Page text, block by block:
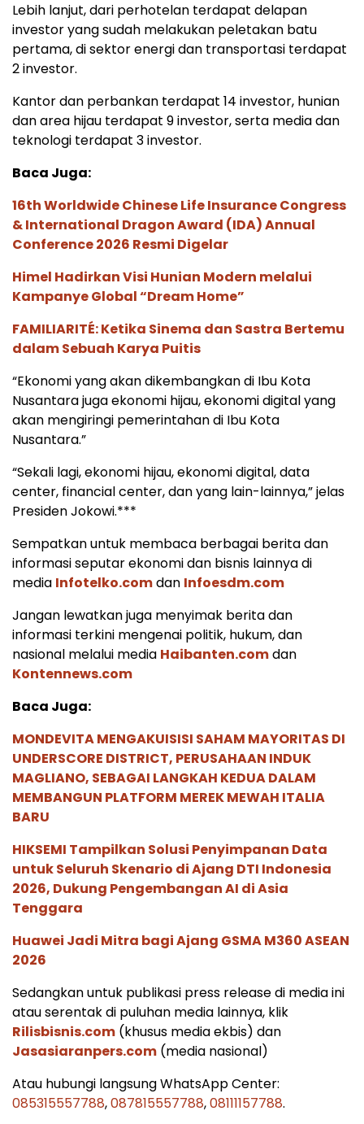
Lebih lanjut, dari perhotelan terdapat delapan
investor yang sudah melakukan peletakan batu
pertama, di sektor energi dan transportasi terdapat
2 investor.
Kantor dan perbankan terdapat 14 investor, hunian
dan area hijau terdapat 9 investor, serta media dan
teknologi terdapat 3 investor.
Baca Juga:
16th Worldwide Chinese Life Insurance Congress
& International Dragon Award (IDA) Annual
Conference 2026 Resmi Digelar
Himel Hadirkan Visi Hunian Modern melalui
Kampanye Global “Dream Home”
FAMILIARITÉ: Ketika Sinema dan Sastra Bertemu
dalam Sebuah Karya Puitis
“Ekonomi yang akan dikembangkan di Ibu Kota
Nusantara juga ekonomi hijau, ekonomi digital yang
akan mengiringi pemerintahan di Ibu Kota
Nusantara.”
“Sekali lagi, ekonomi hijau, ekonomi digital, data
center, financial center, dan yang lain-lainnya,” jelas
Presiden Jokowi.***
Sempatkan untuk membaca berbagai berita dan
informasi seputar ekonomi dan bisnis lainnya di
media Infotelko.comdan Infoesdm.com
Jangan lewatkan juga menyimak berita dan
informasi terkini mengenai politik, hukum, dan
nasional melalui media Haibanten.comdan
Kontennews.com
Baca Juga:
MONDEVITA MENGAKUISISI SAHAM MAYORITAS DI
UNDERSCORE DISTRICT, PERUSAHAAN INDUK
MAGLIANO, SEBAGAI LANGKAH KEDUA DALAM
MEMBANGUN PLATFORM MEREK MEWAH ITALIA
BARU
HIKSEMI Tampilkan Solusi Penyimpanan Data
untuk Seluruh Skenario di Ajang DTI Indonesia
2026, Dukung Pengembangan AI di Asia
Tenggara
Huawei Jadi Mitra bagi Ajang GSMA M360 ASEAN
2026
Sedangkan untuk publikasi press release di media ini
atau serentak di puluhan media lainnya, klik
Rilisbisnis.com (khusus media ekbis) dan
Jasasiaranpers.com (media nasional)
Atau hubungi langsung WhatsApp Center:
085315557788,087815557788,08111157788.